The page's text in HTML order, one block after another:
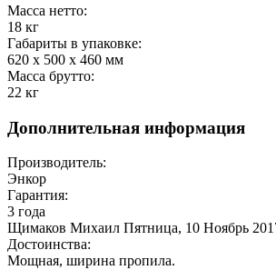
Масса нетто:
18 кг
Габариты в упаковке:
620 x 500 x 460 мм
Масса брутто:
22 кг
Дополнительная информация
Производитель:
Энкор
Гарантия:
3 года
Щимаков Михаил Пятница, 10 Ноябрь
Достоинства:
Мощная, ширина пропила.